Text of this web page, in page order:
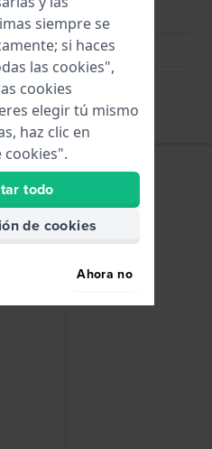
Pasadores de resorte
Si
siempre se
si haces
las cookies",
cookies
elegir tú mismo
haz clic en
todo
de cookies
Ahora no